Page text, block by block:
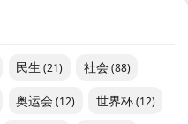
民生 (21) 社会(88)
奥运会(12) 世界杯(12)